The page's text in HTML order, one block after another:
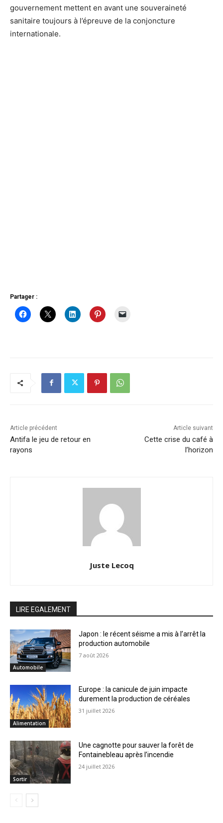
gouvernement mettent en avant une souveraineté
sanitaire toujours à l’épreuve de la conjoncture
internationale.
Partager :
Article précédent
Antifa le jeu de retour en
rayons
Article suivant
Cette crise du café à
l’horizon
Juste Lecoq
LIRE EGALEMENT
Automobile
Japon : le récent séisme a mis à l’arrêt la
production automobile
7 août 2026
Alimentation
Europe : la canicule de juin impacte
durement la production de céréales
31 juillet 2026
Sortir
Une cagnotte pour sauver la forêt de
Fontainebleau après l’incendie
24 juillet 2026